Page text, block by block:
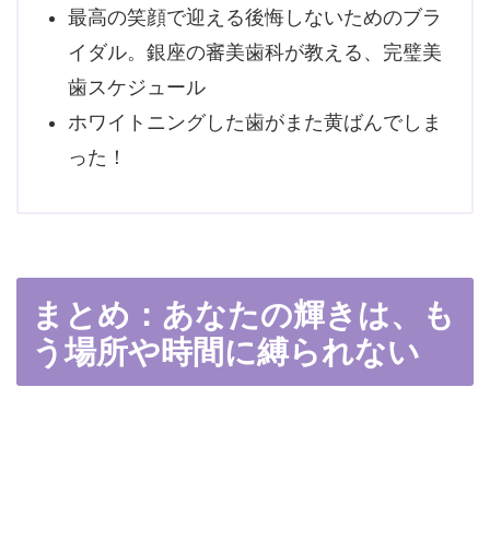
最高の笑顔で迎える後悔しないためのブラ
イダル。銀座の審美歯科が教える、完璧美
歯スケジュール
ホワイトニングした歯がまた黄ばんでしま
った！
まとめ：あなたの輝きは、も
う場所や時間に縛られない